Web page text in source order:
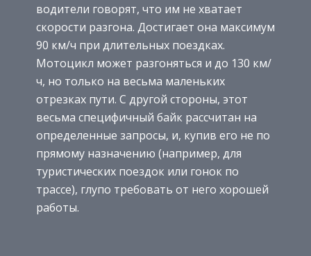
водители говорят, что им не хватает
скорости разгона. Достигает она максимум
90 км/ч при длительных поездках.
Мотоцикл может разгоняться и до 130 км/
ч, но только на весьма маленьких
отрезках пути. С другой стороны, этот
весьма специфичный байк рассчитан на
определенные запросы, и, купив его не по
прямому назначению (например, для
туристических поездок или гонок по
трассе), глупо требовать от него хорошей
работы.